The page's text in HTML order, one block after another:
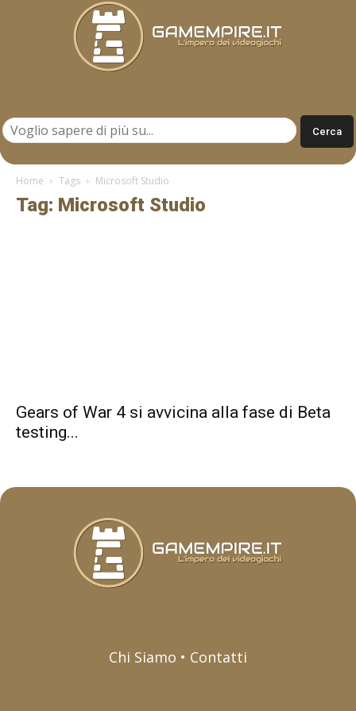
Home Tags Microsoft Studio
Tag: Microsoft Studio
Gears of War 4 si avvicina alla fase di Beta
testing...
Chi Siamo • Contatti